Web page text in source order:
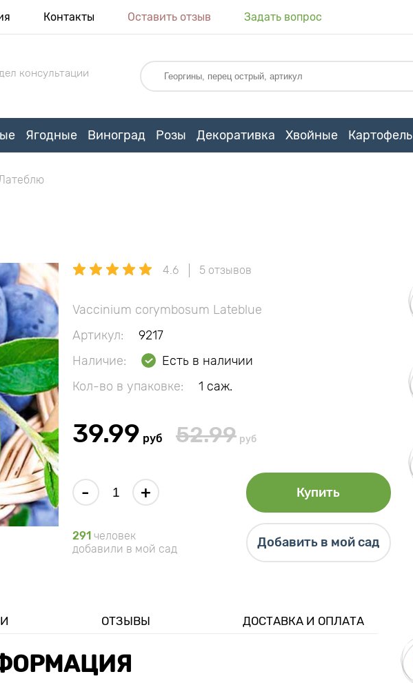
Контакты Оставить отзыв Задать вопрос
консультации
Ягодные Виноград Розы Декоративка Хвойные Картофель
4.6 5 отзывов
Vaccinium corymbosum Lateblue
Артикул:
9217
Наличие:
Есть в наличии
Кол-во в упаковке:
1 саж.
39.99 руб 52.99 руб
- + Купить
291 человек
добавили в мой сад
Добавить в мой сад
ОТЗЫВЫ ДОСТАВКА И ОПЛАТА